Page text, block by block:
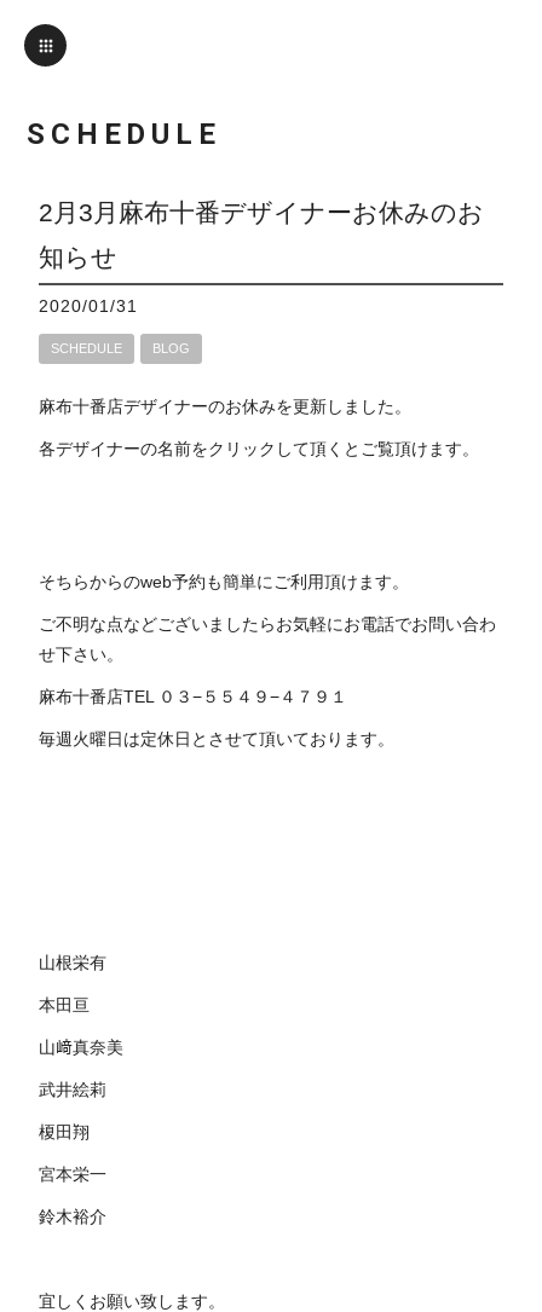
SCHEDULE
2月3月麻布十番デザイナーお休みのお
知らせ
2020/01/31
SCHEDULE BLOG
麻布十番店デザイナーのお休みを更新しました。
各デザイナーの名前をクリックして頂くとご覧頂けます。
そちらからのweb予約も簡単にご利用頂けます。
ご不明な点などございましたらお気軽にお電話でお問い合わ
せ下さい。
麻布十番店TEL ０３−５５４９−４７９１
毎週火曜日は定休日とさせて頂いております。
山根栄有
本田亘
山﨑真奈美
武井絵莉
榎田翔
宮本栄一
鈴木裕介
宜しくお願い致します。